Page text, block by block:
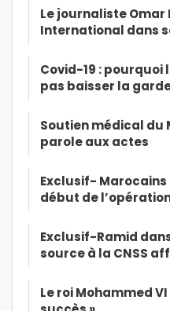
Le journaliste
International dans
Covid-19 : pourquoi
pas baisser la
Soutien médical du
parole aux actes
Exclusif-
début de
Exclusif-Ramid
source à la CNSS
Le roi Mohammed